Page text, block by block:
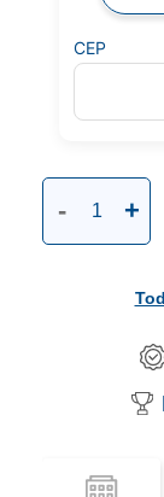
- +
CEP